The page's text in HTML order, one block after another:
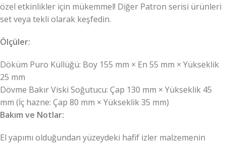
özel etkinlikler için mükemmel! Diğer Patron serisi ürünleri
set veya tekli olarak keşfedin.
Ölçüler:
Döküm Puro Küllüğü: Boy 155 mm × En 55 mm × Yükseklik
25 mm
Dövme Bakır Viski Soğutucu: Çap 130 mm × Yükseklik 45
mm (İç hazne: Çap 80 mm × Yükseklik 35 mm)
Bakım ve Notlar:
El yapımı olduğundan yüzeydeki hafif izler malzemenin